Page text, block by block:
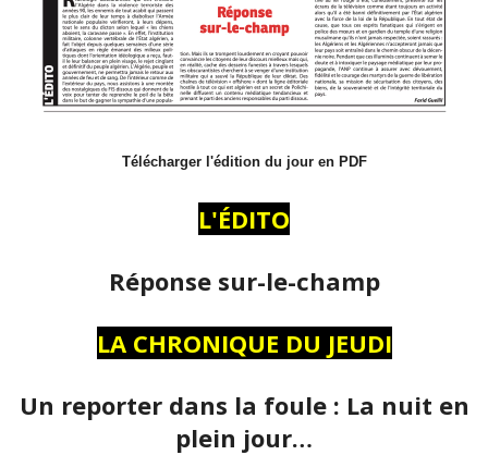
Télécharger l'édition du jour en PDF
L'ÉDITO
Réponse sur-le-champ
LA CHRONIQUE DU JEUDI
Un reporter dans la foule : La nuit en
plein jour…